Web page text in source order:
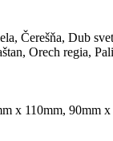
Čerešňa, Dub
Orech regia,
x 110mm, 90mm